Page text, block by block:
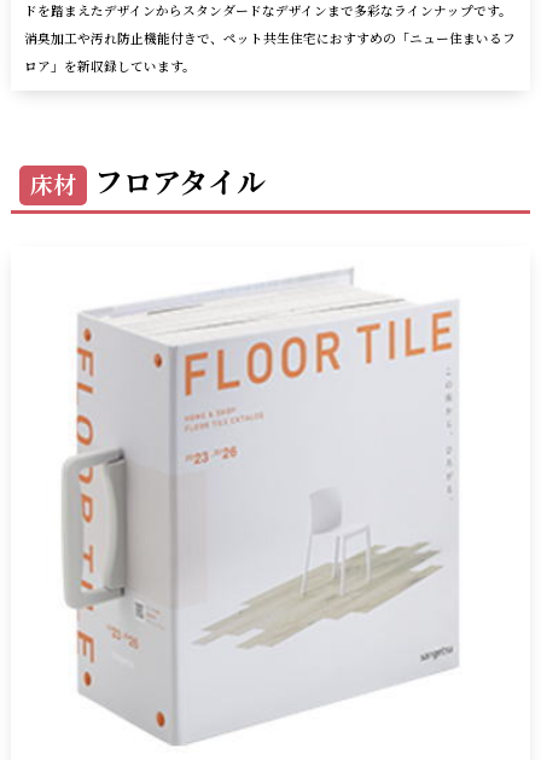
ドを踏まえたデザインからスタンダードなデザインまで多彩なラインナップです。
消臭加工や汚れ防止機能付きで、ペット共生住宅におすすめの「ニュー住まいるフ
ロア」を新収録しています。
床材 フロアタイル